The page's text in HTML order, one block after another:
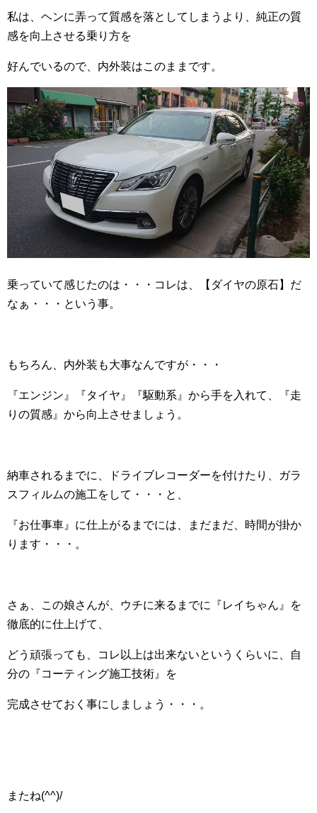
私は、ヘンに弄って質感を落としてしまうより、純正の質
感を向上させる乗り方を
好んでいるので、内外装はこのままです。
乗っていて感じたのは・・・コレは、【ダイヤの原石】だ
なぁ・・・という事。
もちろん、内外装も大事なんですが・・・
『エンジン』『タイヤ』『駆動系』から手を入れて、『走
りの質感』から向上させましょう。
納車されるまでに、ドライブレコーダーを付けたり、ガラ
スフィルムの施工をして・・・と、
『お仕事車』に仕上がるまでには、まだまだ、時間が掛か
ります・・・。
さぁ、この娘さんが、ウチに来るまでに『レイちゃん』を
徹底的に仕上げて、
どう頑張っても、コレ以上は出来ないというくらいに、自
分の『コーティング施工技術』を
完成させておく事にしましょう・・・。
またね(^^)/